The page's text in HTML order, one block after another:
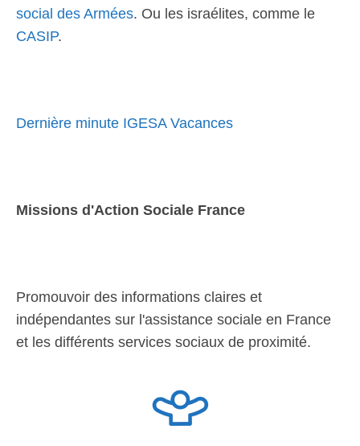
social des Armées. Ou les israélites, comme le
CASIP.
Dernière minute IGESA Vacances
Missions d'Action Sociale France
Promouvoir des informations claires et
indépendantes sur l'assistance sociale en France
et les différents services sociaux de proximité.